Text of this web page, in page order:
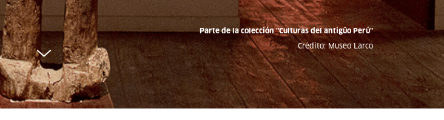
Parte de la colección "Culturas del antigüo Perú"
Crédito: Museo Larco